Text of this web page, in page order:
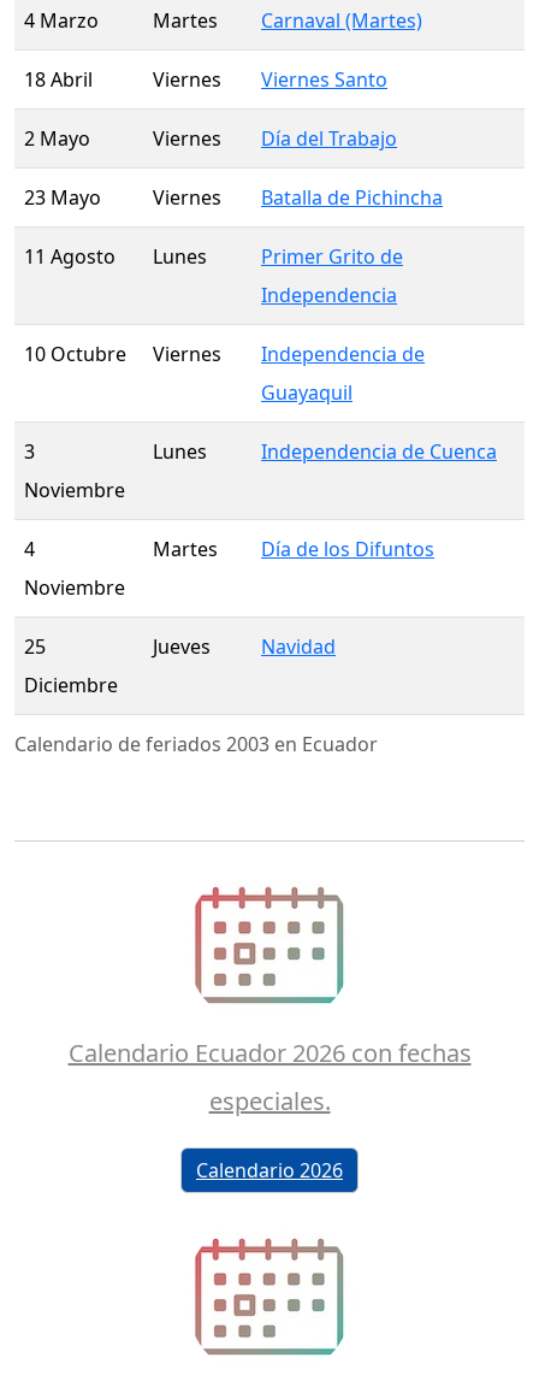
Calendario de feriados 2003 en Ecuador
4 Marzo Martes Carnaval (Martes)
18 Abril Viernes Viernes Santo
2 Mayo Viernes Día del Trabajo
23 Mayo Viernes Batalla de Pichincha
11 Agosto Lunes
Primer Grito de
Independencia
10 Octubre Viernes
Independencia de
Guayaquil
3
Noviembre
Lunes Independencia de Cuenca
4
Noviembre
Martes Día de los Difuntos
25
Diciembre
Jueves Navidad
Calendario Ecuador 2026 con fechas
especiales.
Calendario 2026